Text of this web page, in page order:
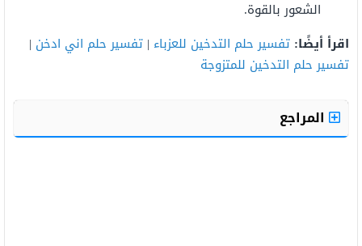
الشعور بالقوة.
اقرأ أيضًا: تفسير حلم التدخين للعزباء | تفسير حلم اني ادخن |
تفسير حلم التدخين للمتزوجة
المراجع